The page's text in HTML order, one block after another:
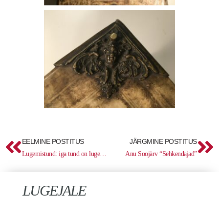
Prev
EELMINE POSTITUS
Lugemistund: iga tund on lugemise tund
JÄRGMINE POSTITUS
Anu Soojärv “Sehkendajad”
LUGEJALE